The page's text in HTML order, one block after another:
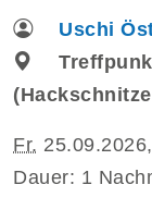
Uschi
Fr.
Dauer: 1